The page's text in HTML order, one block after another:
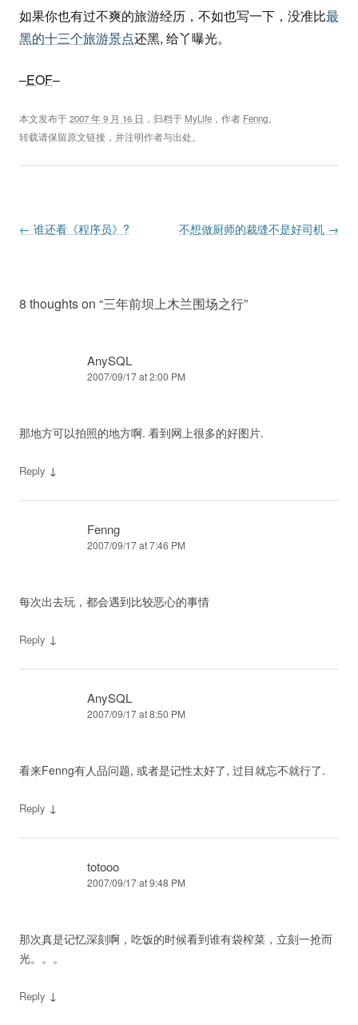
如果你也有过不爽的旅游经历，不如也写一下，没准比最
黑的十三个旅游景点还黑, 给丫曝光。
–EOF–
本文发布于2007 年 9 月 16 日 ，归档于 MyLife ，作者 Fenng。
转载请保留原文链接，并注明作者与出处。
Post navigation
← 谁还看《程序员》? 不想做厨师的裁缝不是好司机 →
8 thoughts on “三年前坝上木兰围场之行”
AnySQL
2007/09/17 at 2:00 PM
那地方可以拍照的地方啊. 看到网上很多的好图片.
Reply ↓
Fenng
2007/09/17 at 7:46 PM
每次出去玩，都会遇到比较恶心的事情
Reply ↓
AnySQL
2007/09/17 at 8:50 PM
看来Fenng有人品问题, 或者是记性太好了, 过目就忘不就行了.
Reply ↓
totooo
2007/09/17 at 9:48 PM
那次真是记忆深刻啊，吃饭的时候看到谁有袋榨菜，立刻一抢而
光。。。
Reply ↓